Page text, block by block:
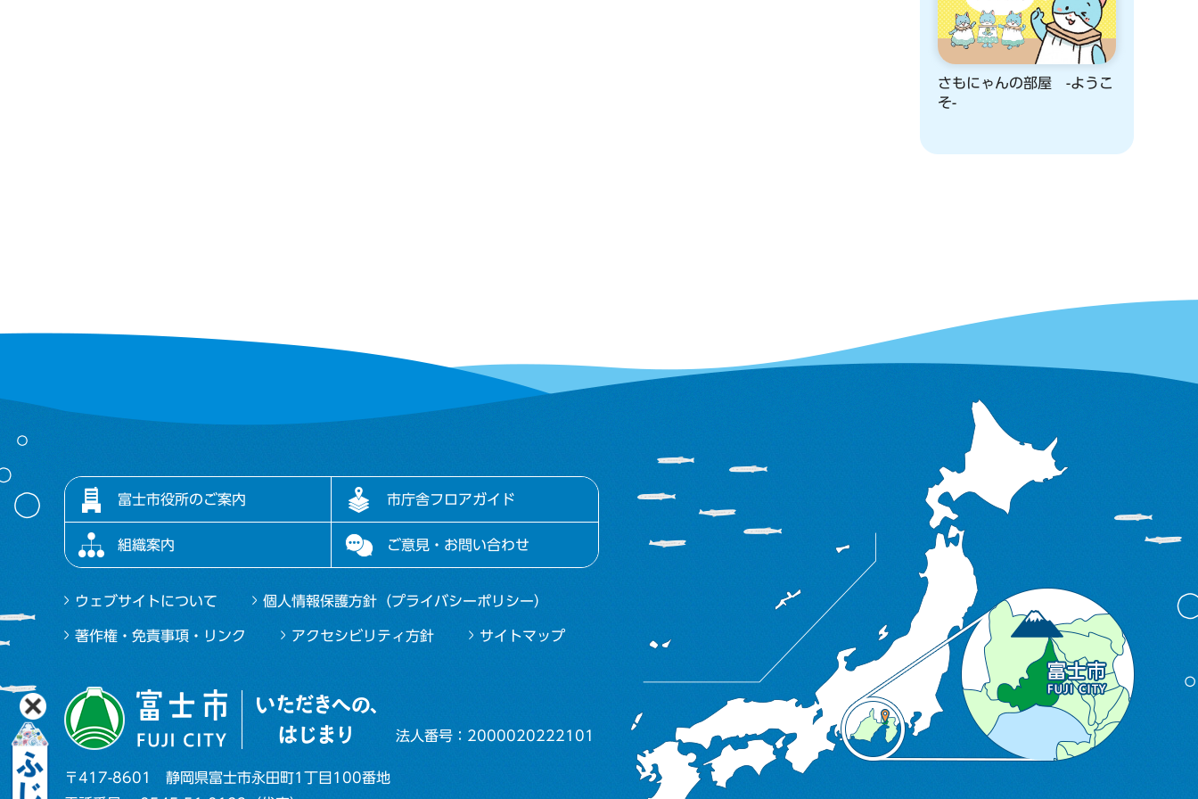
さもにゃんの部屋 -ようこ
そ-
富士市役所のご案内 市庁舎フロアガイド
組織案内 ご意見・お問い合わせ
ウェブサイトについて 個人情報保護方針（プライバシーポリシー）
著作権・免責事項・リンク アクセシビリティ方針 サイトマップ
法人番号：2000020222101
〒417-8601 静岡県富士市永田町1丁目100番地